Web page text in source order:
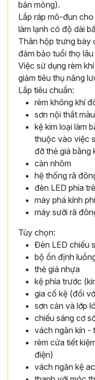
bản mỏng).
Lắp ráp mô-đun
làm lạnh có độ dài
Thân hộp trưng bày
đảm bảo tuổi thọ lâu
Việc sử dụng rèm
giảm tiêu thụ năng
Lắp tiêu chuẩn:
rèm không khí
sơn nội thất
kệ kim loại làm
thuộc vào việc
đỡ thẻ giá bằng
cản nhôm
hệ thống rã
đèn LED phía
máy phá kính
máy sưởi rã
Tùy chọn:
Đèn LED chiếu
bộ ổn định
thẻ giá nhựa
kệ phía trước
gia cố kệ (đối
sơn cản và lớp
chiếu sáng cơ
vách ngăn kín -
rèm cửa tiết
điện)
vách ngăn kệ